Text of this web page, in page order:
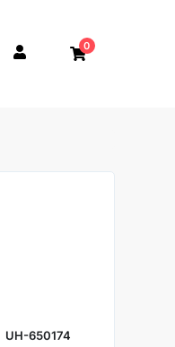
0
UH-650174